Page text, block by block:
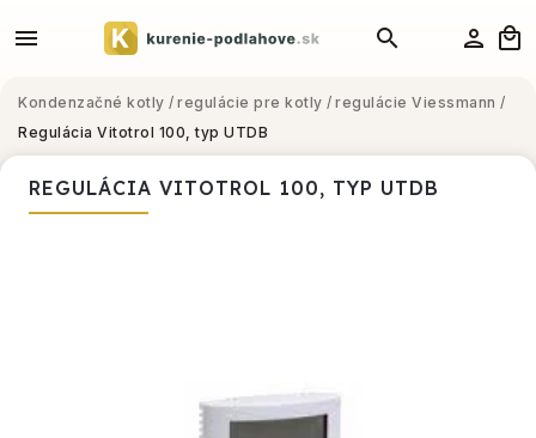
Kondenzačné kotly / regulácie pre kotly / regulácie Viessmann /
Regulácia Vitotrol 100, typ UTDB
REGULÁCIA VITOTROL 100, TYP UTDB